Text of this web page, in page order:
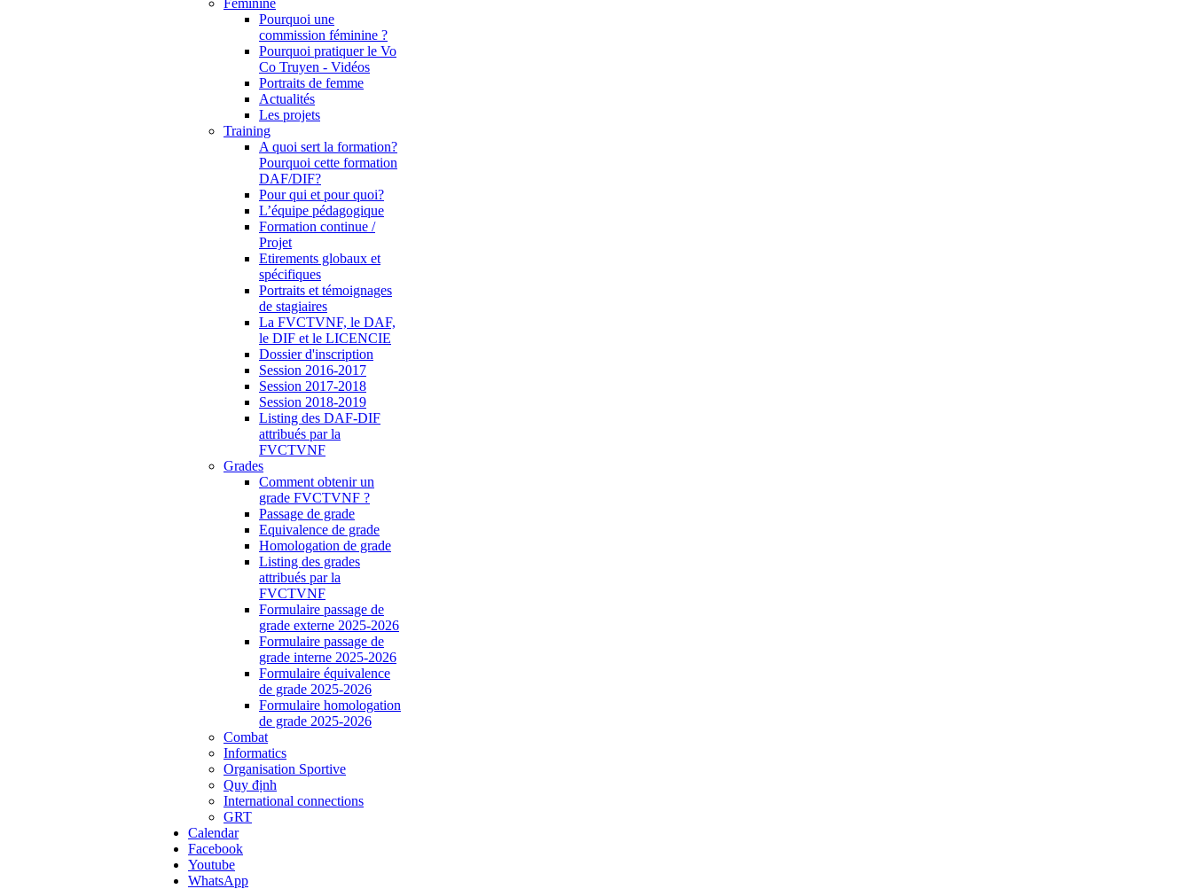
Pourquoi une
commission féminine ?
Pourquoi pratiquer le Vo
Co Truyen - Vidéos
Portraits de femme
Actualités
Les projets
Training
A quoi sert la formation?
Pourquoi cette formation
DAF/DIF?
Pour qui et pour quoi?
L’équipe pédagogique
Formation continue /
Projet
Etirements globaux et
spécifiques
Portraits et témoignages
de stagiaires
La FVCTVNF, le DAF,
le DIF et le LICENCIE
Dossier d'inscription
Session 2016-2017
Session 2017-2018
Session 2018-2019
Listing des DAF-DIF
attribués par la
FVCTVNF
Grades
Comment obtenir un
grade FVCTVNF ?
Passage de grade
Equivalence de grade
Homologation de grade
Listing des grades
attribués par la
FVCTVNF
Formulaire passage de
grade externe 2025-2026
Formulaire passage de
grade interne 2025-2026
Formulaire équivalence
de grade 2025-2026
Formulaire homologation
de grade 2025-2026
Combat
Informatics
Organisation Sportive
Quy định
International connections
GRT
Calendar
Facebook
Youtube
WhatsApp